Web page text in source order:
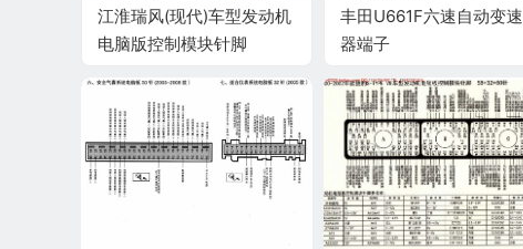
江淮瑞风(现代)车型发动机
电脑版控制模块针脚
丰田U661F六速自动变速
器端子